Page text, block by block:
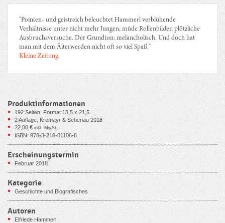
"Pointen- und geistreich beleuchtet Hammerl verblühende
Verhältnisse unter nicht mehr Jungen, müde Rollenbilder, plötzliche
Ausbruchsversuche. Der Grundton: melancholisch. Und doch hat
man mit dem Älterwerden nicht oft so viel Spaß."
Kleine Zeitung
Produktinformationen
192Seiten, Format 13,5 x 21,5
2 Auflage, Kremayr & Scheriau 2018
22,00€ inkl. MwSt.
ISBN: 978-3-218-01106-8
Erscheinungstermin
Februar 2018
Kategorie
Geschichte und Biografisches
Autoren
Elfriede Hammerl